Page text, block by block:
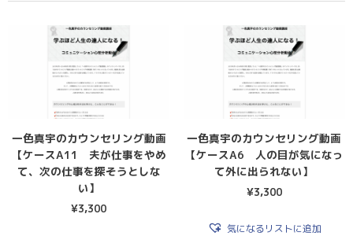
一色真宇のカウンセリング動画
【ケースA11 夫が仕事をやめ
て、次の仕事を探そうとしな
い】
¥3,300
一色真宇のカウンセリング動画
【ケースA6 人の目が気になっ
て外に出られない】
¥3,300
気になるリストに追加